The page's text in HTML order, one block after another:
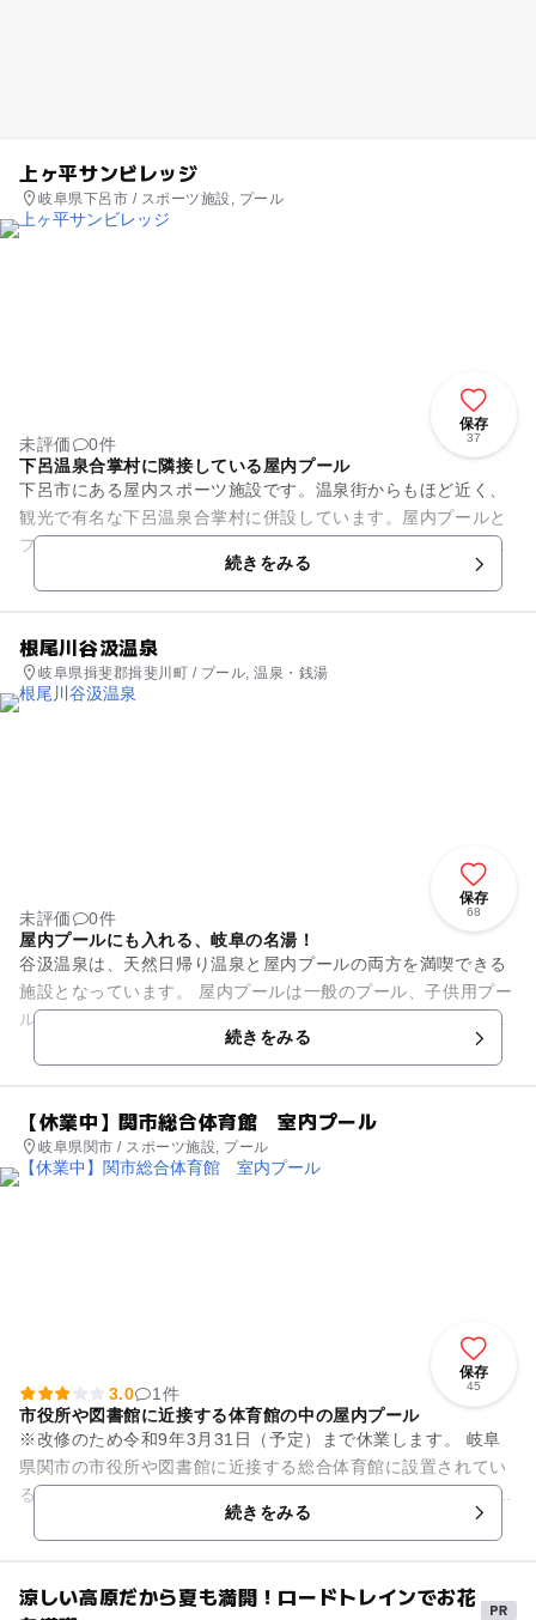
上ヶ平サンビレッジ
岐阜県下呂市 / スポーツ施設, プール
保存
37
未評価
0件
下呂温泉合掌村に隣接している屋内プール
下呂市にある屋内スポーツ施設です。温泉街からもほど近く、
観光で有名な下呂温泉合掌村に併設しています。屋内プールと
フィットネスが入り、スイミングスクールやスポーツクラブも
運営しています。もちろん個...続きをみる
根尾川谷汲温泉
岐阜県揖斐郡揖斐川町 / プール, 温泉・銭湯
保存
68
未評価
0件
屋内プールにも入れる、岐阜の名湯！
谷汲温泉は、天然日帰り温泉と屋内プールの両方を満喫できる
施設となっています。 屋内プールは一般のプール、子供用プー
ル、歩行専用のプールがあり、泳ぐ方も健康増進のために水の
中を歩く方も快適に利用...続きをみる
【休業中】関市総合体育館 室内プール
岐阜県関市 / スポーツ施設, プール
保存
45
3.0
1件
市役所や図書館に近接する体育館の中の屋内プール
※改修のため令和9年3月31日（予定）まで休業します。 岐阜
県関市の市役所や図書館に近接する総合体育館に設置されてい
る屋内プールです。 施設の地下に、一般用プール、児童・幼児
続きをみる
涼しい高原だから夏も満開！ロードトレインでお花